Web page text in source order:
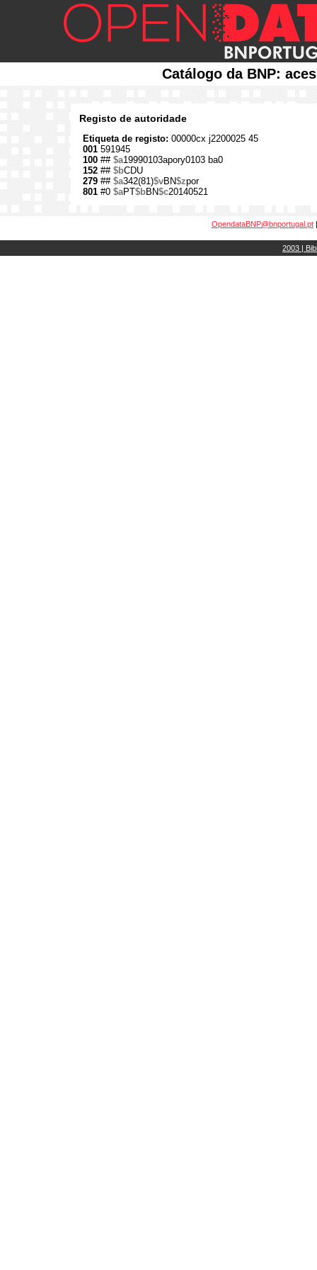
Catálogo da BNP:
Registo de autoridade
Etiqueta de registo: 00000cx j2200025 45
001 591945
100 ## $a19990103apory0103 ba0
152 ## $bCDU
279 ## $a342(81)$vBN$zpor
801 #0 $aPT$bBN$c20140521
OpendataBNP@bnportugal.pt
2003 |